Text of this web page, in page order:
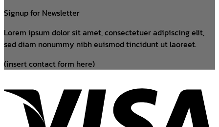
Signup for Newsletter
Lorem ipsum dolor sit amet, consectetuer adipiscing elit,
sed diam nonummy nibh euismod tincidunt ut laoreet.
(insert contact form here)